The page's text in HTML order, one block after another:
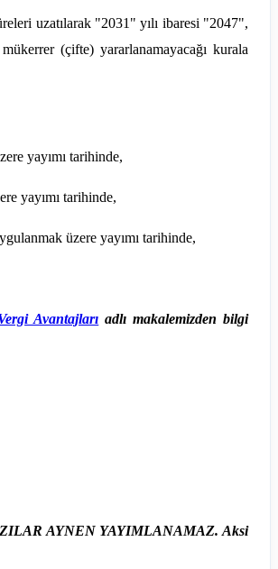
uzatılarak "2031" yılı ibaresi "2047",
(çifte) yararlanamayacağı kurala
yayımı tarihinde,
yayımı tarihinde,
üzere yayımı tarihinde,
Avantajları adlı makalemizden bilgi
AYNEN YAYIMLANAMAZ. Aksi